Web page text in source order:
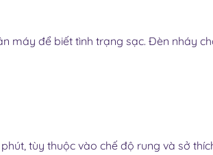
máy để biết tình trạng sạc. Đèn nháy
tùy thuộc vào chế độ rung và sở